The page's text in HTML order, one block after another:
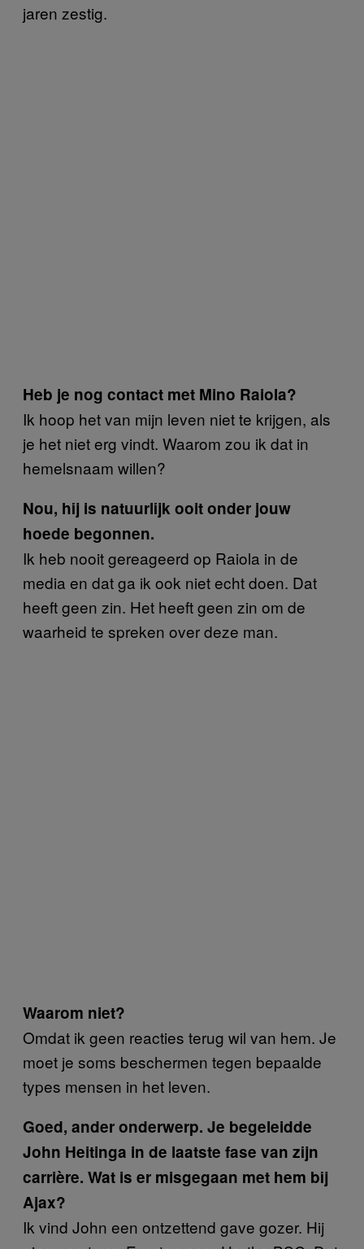
jaren zestig.
Heb je nog contact met Mino Raiola?
Ik hoop het van mijn leven niet te krijgen, als
je het niet erg vindt. Waarom zou ik dat in
hemelsnaam willen?
Nou, hij is natuurlijk ooit onder jouw
hoede begonnen.
Ik heb nooit gereageerd op Raiola in de
media en dat ga ik ook niet echt doen. Dat
heeft geen zin. Het heeft geen zin om de
waarheid te spreken over deze man.
Waarom niet?
Omdat ik geen reacties terug wil van hem. Je
moet je soms beschermen tegen bepaalde
types mensen in het leven.
Goed, ander onderwerp. Je begeleidde
John Heitinga in de laatste fase van zijn
carrière. Wat is er misgegaan met hem bij
Ajax?
Ik vind John een ontzettend gave gozer. Hij